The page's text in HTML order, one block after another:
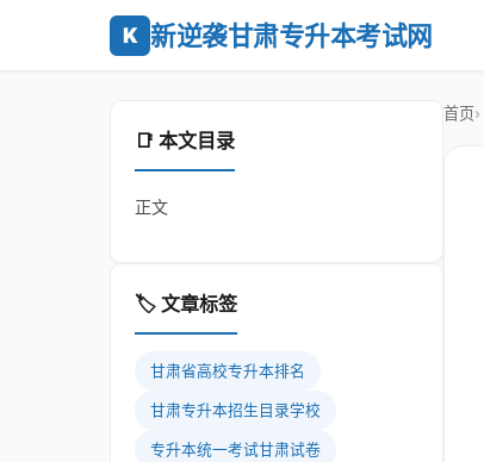
K 新逆袭甘肃专升本考试网
📑 本文目录
正文
🏷️ 文章标签
甘肃省高校专升本排名
甘肃专升本招生目录学校
专升本统一考试甘肃试卷
首页